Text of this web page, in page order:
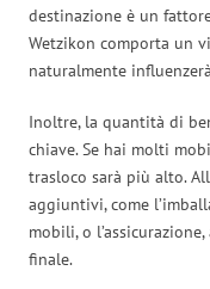
destinazione è un
Wetzikon comporta un
naturalmente
Inoltre, la quantità di
chiave. Se hai molti
trasloco sarà più alto.
aggiuntivi, come
mobili, o
finale.